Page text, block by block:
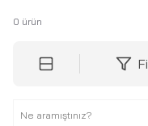
0 ürün